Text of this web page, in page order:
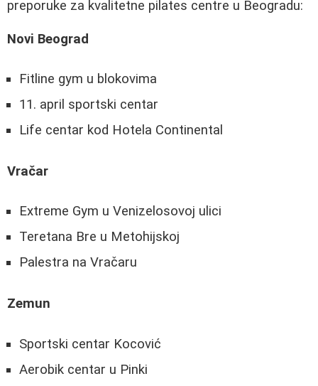
preporuke za kvalitetne pilates centre u Beogradu:
Novi Beograd
Fitline gym u blokovima
11. april sportski centar
Life centar kod Hotela Continental
Vračar
Extreme Gym u Venizelosovoj ulici
Teretana Bre u Metohijskoj
Palestra na Vračaru
Zemun
Sportski centar Kocović
Aerobik centar u Pinki